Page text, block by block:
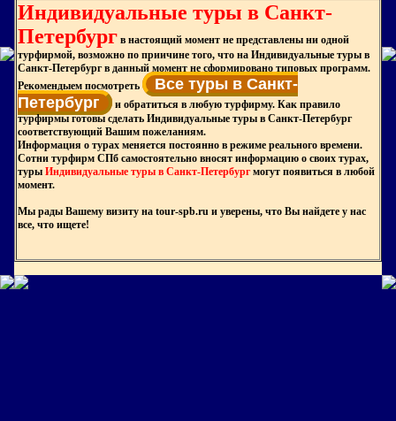
Индивидуальные туры в Санкт-
Петербург в настоящий момент не представлены ни одной
турфирмой, возможно по приичине того, что на Индивидуальные туры в
Санкт-Петербург в данный момент не сформировано типовых программ.
Рекомендыем посмотреть Все туры в Санкт-
Петербург и обратиться в любую турфирму. Как правило
турфирмы готовы сделать Индивидуальные туры в Санкт-Петербург
соответствующий Вашим пожеланиям.
Информация о турах меняется постоянно в режиме реального времени.
Сотни турфирм СПб самостоятельно вносят информацию о своих турах,
туры Индивидуальные туры в Санкт-Петербургмогут появиться в любой
момент.
Мы рады Вашему визиту на tour-spb.ru и уверены, что Вы найдете у нас
все, что ищете!